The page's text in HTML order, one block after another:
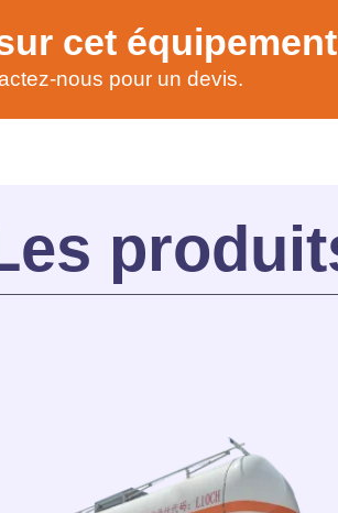
cet
nous pour un devis.